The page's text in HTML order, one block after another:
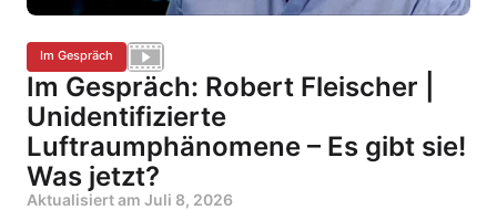
Im Gespräch
Im Gespräch: Robert Fleischer |
Unidentifizierte
Luftraumphänomene – Es gibt sie!
Was jetzt?
Aktualisiert am Juli 8, 2026